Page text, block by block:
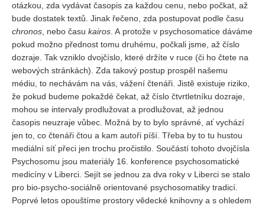
Vydání 3-4/ 2024
Vydání 1-2/ 2024
Vydání 3-4/ 2023
Vydání 1-2/ 2023
Vydání 1-2/ 2022
Vydání 3-4/ 2022
Vydání 3-4/ 2021
Vydání 2/ 2021
Vydání 1/ 2021
Vydání 3-4/ 2020
Vydání 1-2/ 2020
otázkou, zda vydávat časopis za každou cenu, nebo počkat, až
bude dostatek textů. Jinak řečeno, zda postupovat podle času
chronos , nebo času kairos . A protože v psychosomatice dáváme
pokud možno přednost tomu druhému, počkali jsme, až číslo
dozraje. Tak vzniklo dvojčíslo, které držíte v ruce (či ho čtete na
webových stránkách). Zda takový postup prospěl našemu
médiu, to nechávám na vás, vážení čtenáři. Jistě existuje riziko,
že pokud budeme pokaždé čekat, až číslo čtvrtletníku dozraje,
mohou se intervaly prodlužovat a prodlužovat, až jednou
časopis neuzraje vůbec. Možná by to bylo správné, ať vychází
jen to, co čtenáři čtou a kam autoři píší. Třeba by to tu hustou
mediální síť přeci jen trochu pročistilo. Součástí tohoto dvojčísla
Psychosomu jsou materiály 16. konference psychosomatické
medicíny v Liberci. Sejít se jednou za dva roky v Liberci se stalo
pro bio-psycho-sociálně orientované psychosomatiky tradicí.
Poprvé letos opouštíme prostory vědecké knihovny a s ohledem